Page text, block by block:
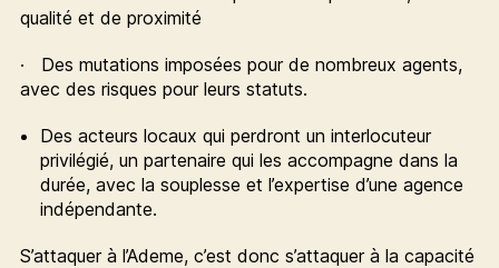
qualité et de proximité
· Des mutations imposées pour de nombreux agents,
avec des risques pour leurs statuts.
Des acteurs locaux qui perdront un interlocuteur
privilégié, un partenaire qui les accompagne dans la
durée, avec la souplesse et l’expertise d’une agence
indépendante.
S’attaquer à l’Ademe, c’est donc s’attaquer à la capacité